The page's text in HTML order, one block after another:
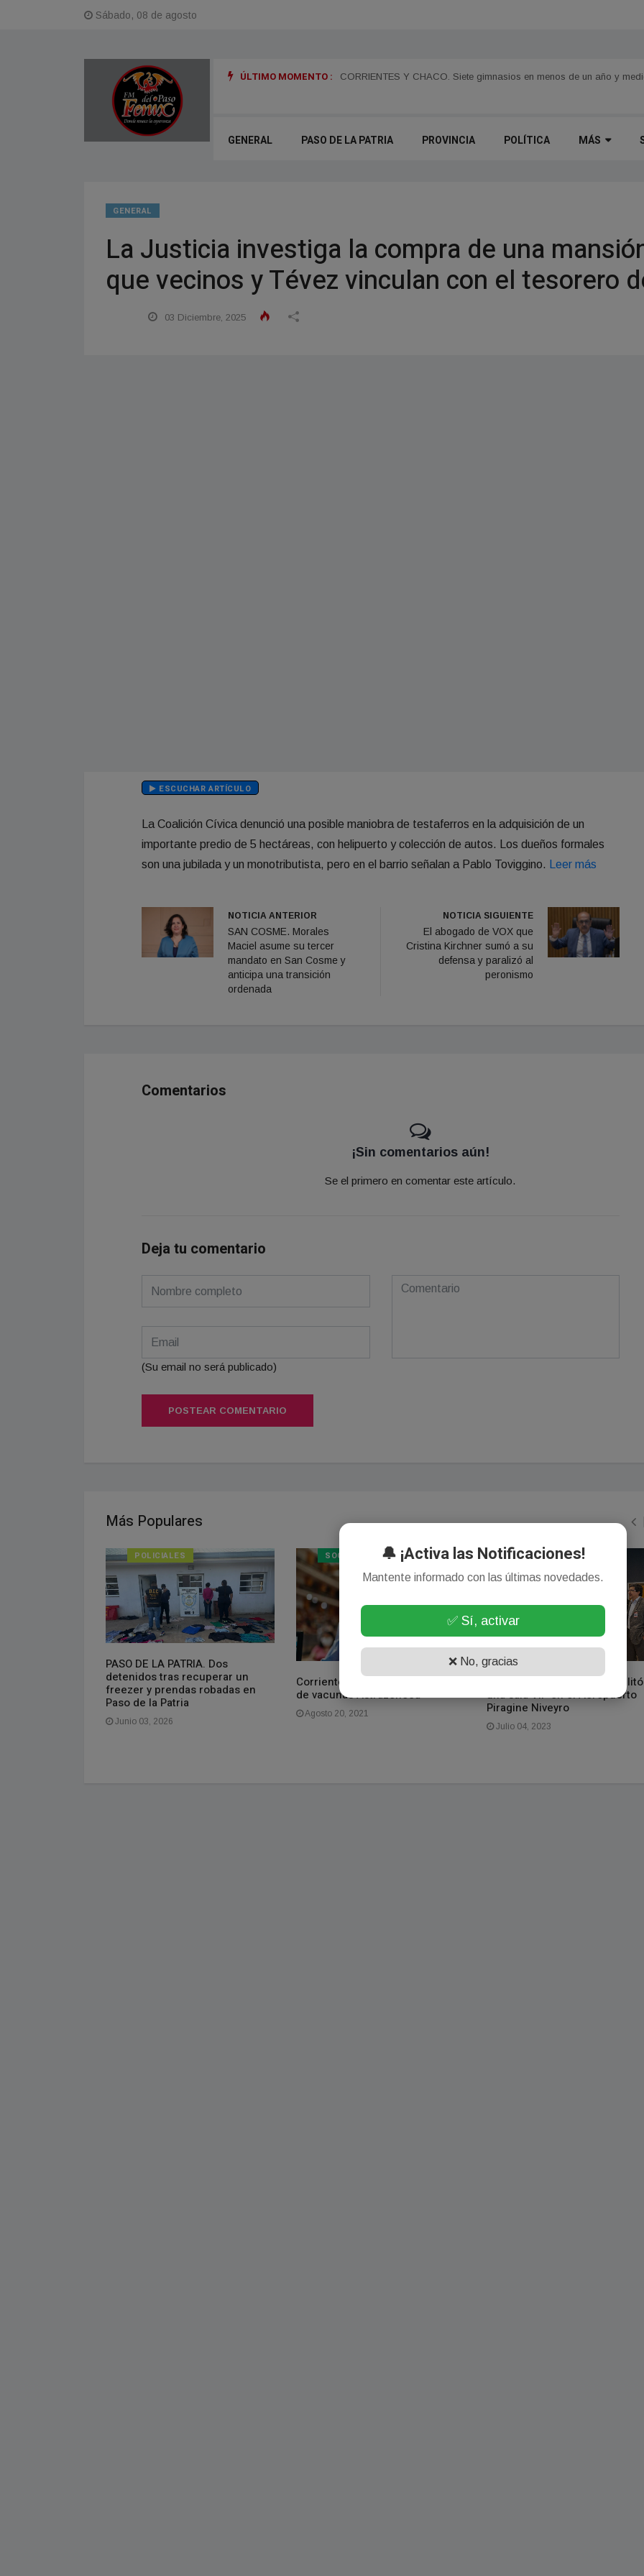
Sábado, 08 de agosto
ÚLTIMO MOMENTO : Juan Pablo Valdés impulsará una tarifa eléctrica diferenciada para el
GENERAL PASO DE LA PATRIA PROVINCIA POLÍTICA MÁS
GENERAL
La Justicia investiga la compra de una
que vecinos y Tévez vinculan con el tesorero
03 Diciembre, 2025
ESCUCHAR ARTÍCULO
La Coalición Cívica denunció una posible maniobra de testaferros en la adquisición de un
importante predio de 5 hectáreas, con helipuerto y colección de autos. Los dueños formales
son una jubilada y un monotributista, pero en el barrio señalan a Pablo Toviggino.
Leer más
NOTICIA ANTERIOR
SAN COSME. Morales
Maciel asume su tercer
mandato en San Cosme y
anticipa una transición
ordenada
NOTICIA SIGUIENTE
El abogado de VOX que
Cristina Kirchner sumó a su
defensa y paralizó al
peronismo
Comentarios
¡Sin comentarios aún!
Se el primero en comentar este artículo.
Deja tu comentario
(Su email no será publicado)
POSTEAR COMENTARIO
Más Populares
POLICIALES
PASO DE LA PATRIA. Dos
detenidos tras recuperar un
freezer y prendas robadas en
Paso de la Patria
Junio 03, 2026
SOCIEDAD
Corrientes recibirá 17.300 dosis
de vacunas Astrazeneca
Agosto 20, 2021
GENERAL
El Banco de Corrientes habilitó
una sala VIP en el Aeropuerto
Piragine Niveyro
Julio 04, 2023
🔔 ¡Activa las Notificaciones!
Mantente informado con las últimas novedades.
✅ Sí, activar
❌ No, gracias